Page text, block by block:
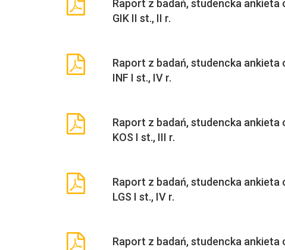
Raport z badań, studencka
GIK II st., II r.
Raport z badań, studencka
INF I st., IV r.
Raport z badań, studencka
KOS I st., III r.
Raport z badań, studencka
LGS I st., IV r.
Raport z badań, studencka